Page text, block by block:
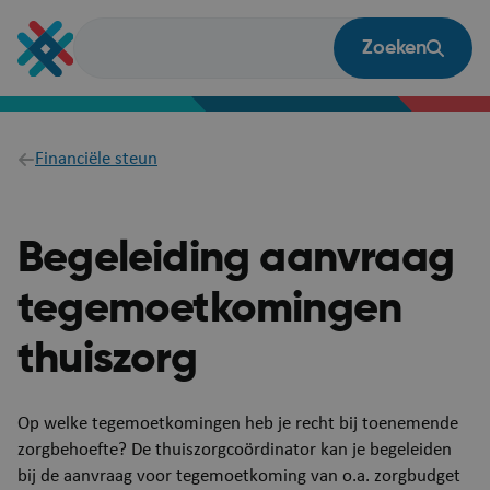
en
naar
inhoud
Zoeken
Breadcrumb
Financiële steun
Begeleiding aanvraag
tegemoetkomingen
thuiszorg
​​​Op welke tegemoetkomingen heb je recht bij toenemende
zorgbehoefte? De thuiszorgcoördinator kan je begeleiden
bij de aanvraag voor tegemoetkoming van o.a. zorgbudget